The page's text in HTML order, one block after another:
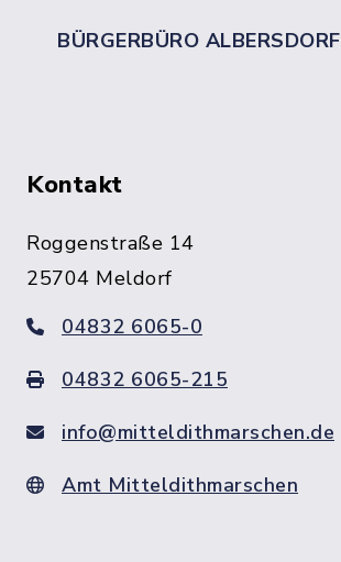
BÜRGERBÜRO ALBERSDORF
Kontakt
Roggenstraße 14
25704 Meldorf
04832 6065-0
04832 6065-215
info@mitteldithmarschen.de
Amt Mitteldithmarschen